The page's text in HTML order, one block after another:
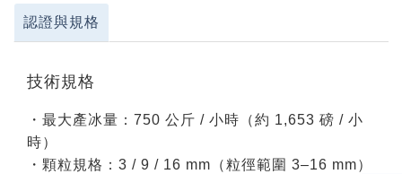
認證與規格
技術規格
・最大產冰量：750 公斤 / 小時（約 1,653 磅 / 小
時）
・顆粒規格：3 / 9 / 16 mm（粒徑範圍 3–16 mm）